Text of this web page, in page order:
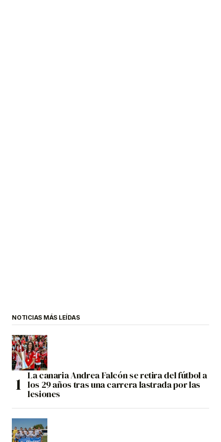
NOTICIAS MÁS LEÍDAS
La canaria Andrea Falcón se retira del fútbol a
los 29 años tras una carrera lastrada por las
lesiones